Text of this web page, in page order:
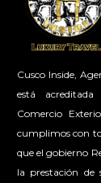
Cusco Inside,
está
Comercio
cumplimos con
que el gobierno
la prestación de